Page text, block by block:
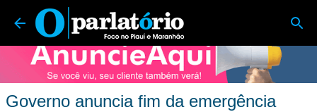
Pular para o conteúdo principal
O Parlatório | Foco no Piauí e Maranhão
Governo anuncia fim da emergência